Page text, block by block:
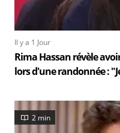
Il y a 1 Jour
Rima Hassan révèle
lors d'une randonnée :
2 min